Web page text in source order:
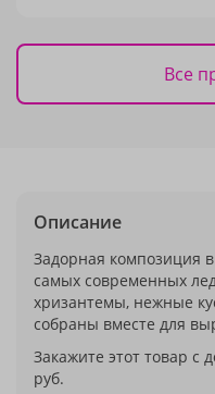
Все
Описание
Задорная композиция
самых современных
хризантемы, нежные
собраны вместе для
Закажите этот товар с
руб.